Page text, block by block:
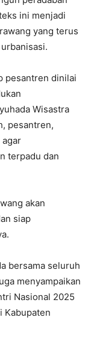
ini menjadi
yang terus
pesantren dinilai
Wisastra
pesantren,
agar
terpadu dan
akan
siap
bersama seluruh
menyampaikan
Nasional 2025
Kabupaten